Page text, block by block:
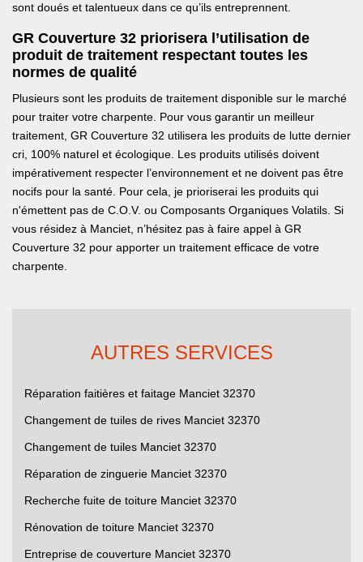
sont doués et talentueux dans ce qu’ils entreprennent.
GR Couverture 32 priorisera l’utilisation de
produit de traitement respectant toutes les
normes de qualité
Plusieurs sont les produits de traitement disponible sur le marché
pour traiter votre charpente. Pour vous garantir un meilleur
traitement, GR Couverture 32 utilisera les produits de lutte dernier
cri, 100% naturel et écologique. Les produits utilisés doivent
impérativement respecter l’environnement et ne doivent pas être
nocifs pour la santé. Pour cela, je prioriserai les produits qui
n'émettent pas de C.O.V. ou Composants Organiques Volatils. Si
vous résidez à Manciet, n’hésitez pas à faire appel à GR
Couverture 32 pour apporter un traitement efficace de votre
charpente.
AUTRES SERVICES
Réparation faitières et faitage Manciet 32370
Changement de tuiles de rives Manciet 32370
Changement de tuiles Manciet 32370
Réparation de zinguerie Manciet 32370
Recherche fuite de toiture Manciet 32370
Rénovation de toiture Manciet 32370
Entreprise de couverture Manciet 32370